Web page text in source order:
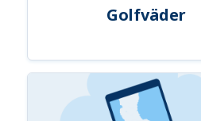
Golfväder